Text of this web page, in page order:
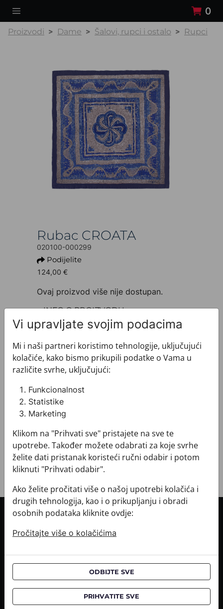
0
Proizvodi Dame Šalovi, rupci i ostalo Rupci
Rubac CROATA
020100-000299
Podijelite
124,00 €
Ovaj proizvod više nije dostupan.
+ INFO O PROIZVODU
Dezen: Tematski
Motiv: Eufrazijana
Boja: Plava
Proizvod: Rubac
Veličina: 90 x 90 cm
Brand: CROATA
Sirovinski sastav : Svila 100%
+ MATERIJAL I ODRŽAVANJE
+ DOSTAVA
+ POVRATI I ZAMJENE
INFORMACIJE O KUPNJI
Informacije o dostavi
CROATA saloni
O NAMA
Kontaktirajte nas
Vi upravljate svojim podacima
Mi i naši partneri koristimo tehnologije, uključujući
kolačiće, kako bismo prikupili podatke o Vama u
različite svrhe, uključujući:
Funkcionalnost
Statistike
Marketing
Klikom na "Prihvati sve" pristajete na sve te
upotrebe. Također možete odabrati za koje svrhe
želite dati pristanak koristeći ručni odabir i potom
kliknuti "Prihvati odabir".
Ako želite pročitati više o našoj upotrebi kolačića i
drugih tehnologija, kao i o prikupljanju i obradi
osobnih podataka kliknite ovdje:
Pročitajte više o kolačićima
ODBIJTE SVE
PRIHVATITE SVE